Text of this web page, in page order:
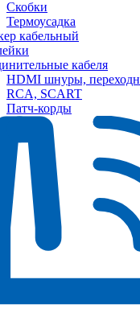
Скобки
Термоусадка
кабельный
кабеля
HDMI шнуры,
RCA, SCART
Патч-корды